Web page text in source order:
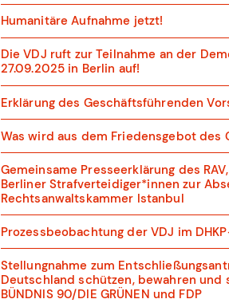
Humanitäre Aufnahme jetzt!
Die VDJ ruft zur Teilnahme an der
27.09.2025 in Berlin auf!
Erklärung des Geschäftsführenden
Was wird aus dem Friedensgebot des
Gemeinsame Presseerklärung des
Berliner Strafverteidiger*innen zur
Rechtsanwaltskammer Istanbul
Prozessbeobachtung der VDJ im
Stellungnahme zum
Deutschland schützen, bewahren und
BÜNDNIS 90/DIE GRÜNEN und FDP